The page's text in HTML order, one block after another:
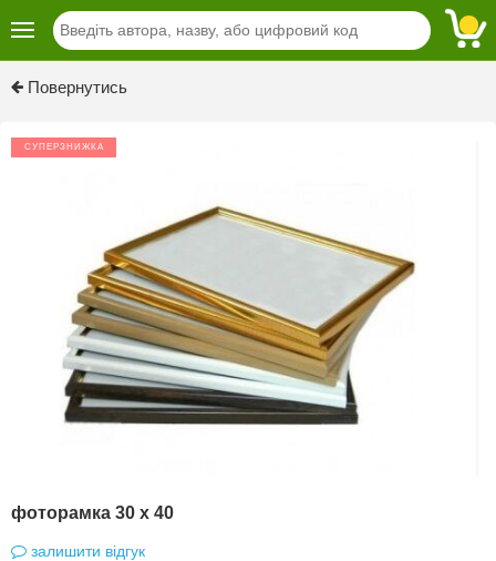
Повернутись
СУПЕРЗНИЖКА
фоторамка 30 х 40
залишити відгук